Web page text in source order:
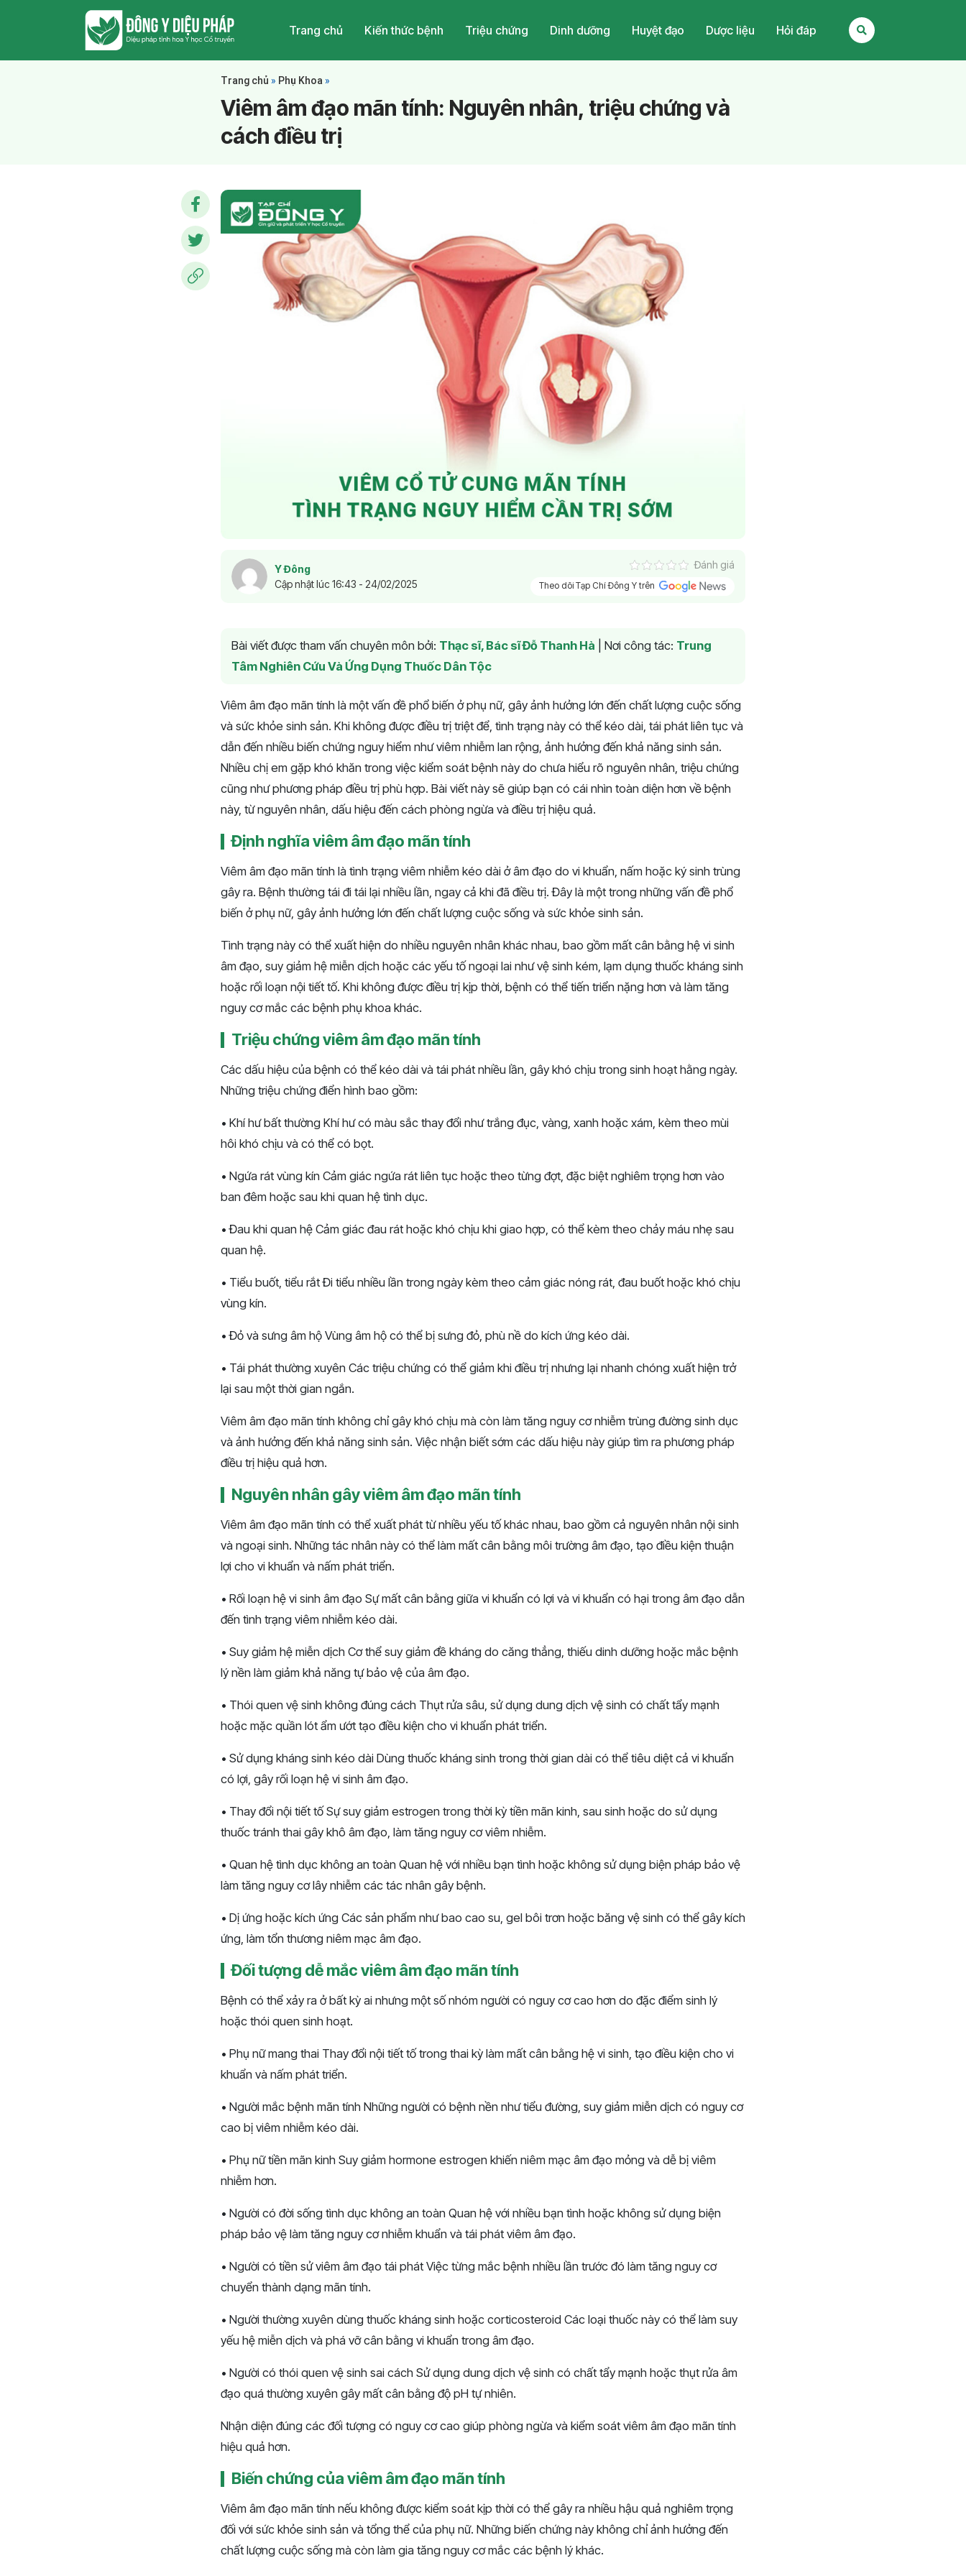
Trang chủ Kiến thức bệnh Triệu chứng Dinh dưỡng Huyệt đạo Dược liệu Hỏi đáp
Trang chủ » Phụ Khoa »
Viêm âm đạo mãn tính: Nguyên nhân, triệu chứng và
cách điều trị
Y Đông
Cập nhật lúc 16:43 - 24/02/2025
Đánh giá
Theo dõi Tạp Chí Đông Y trên
Bài viết được tham vấn chuyên môn bởi: Thạc sĩ, Bác sĩ Đỗ Thanh Hà Nơi công tác: Trung
Tâm Nghiên Cứu Và Ứng Dụng Thuốc Dân Tộc
Viêm âm đạo mãn tính là một vấn đề phổ biến ở phụ nữ, gây ảnh hưởng lớn đến chất lượng cuộc sống
và sức khỏe sinh sản. Khi không được điều trị triệt để, tình trạng này có thể kéo dài, tái phát liên tục và
dẫn đến nhiều biến chứng nguy hiểm như viêm nhiễm lan rộng, ảnh hưởng đến khả năng sinh sản.
Nhiều chị em gặp khó khăn trong việc kiểm soát bệnh này do chưa hiểu rõ nguyên nhân, triệu chứng
cũng như phương pháp điều trị phù hợp. Bài viết này sẽ giúp bạn có cái nhìn toàn diện hơn về bệnh
này, từ nguyên nhân, dấu hiệu đến cách phòng ngừa và điều trị hiệu quả.
Định nghĩa viêm âm đạo mãn tính
Viêm âm đạo mãn tính là tình trạng viêm nhiễm kéo dài ở âm đạo do vi khuẩn, nấm hoặc ký sinh trùng
gây ra. Bệnh thường tái đi tái lại nhiều lần, ngay cả khi đã điều trị. Đây là một trong những vấn đề phổ
biến ở phụ nữ, gây ảnh hưởng lớn đến chất lượng cuộc sống và sức khỏe sinh sản.
Tình trạng này có thể xuất hiện do nhiều nguyên nhân khác nhau, bao gồm mất cân bằng hệ vi sinh
âm đạo, suy giảm hệ miễn dịch hoặc các yếu tố ngoại lai như vệ sinh kém, lạm dụng thuốc kháng sinh
hoặc rối loạn nội tiết tố. Khi không được điều trị kịp thời, bệnh có thể tiến triển nặng hơn và làm tăng
nguy cơ mắc các bệnh phụ khoa khác.
Triệu chứng viêm âm đạo mãn tính
Các dấu hiệu của bệnh có thể kéo dài và tái phát nhiều lần, gây khó chịu trong sinh hoạt hằng ngày.
Những triệu chứng điển hình bao gồm:
• Khí hư bất thường Khí hư có màu sắc thay đổi như trắng đục, vàng, xanh hoặc xám, kèm theo mùi
hôi khó chịu và có thể có bọt.
• Ngứa rát vùng kín Cảm giác ngứa rát liên tục hoặc theo từng đợt, đặc biệt nghiêm trọng hơn vào
ban đêm hoặc sau khi quan hệ tình dục.
• Đau khi quan hệ Cảm giác đau rát hoặc khó chịu khi giao hợp, có thể kèm theo chảy máu nhẹ sau
quan hệ.
• Tiểu buốt, tiểu rắt Đi tiểu nhiều lần trong ngày kèm theo cảm giác nóng rát, đau buốt hoặc khó chịu
vùng kín.
• Đỏ và sưng âm hộ Vùng âm hộ có thể bị sưng đỏ, phù nề do kích ứng kéo dài.
• Tái phát thường xuyên Các triệu chứng có thể giảm khi điều trị nhưng lại nhanh chóng xuất hiện trở
lại sau một thời gian ngắn.
Viêm âm đạo mãn tính không chỉ gây khó chịu mà còn làm tăng nguy cơ nhiễm trùng đường sinh dục
và ảnh hưởng đến khả năng sinh sản. Việc nhận biết sớm các dấu hiệu này giúp tìm ra phương pháp
điều trị hiệu quả hơn.
Nguyên nhân gây viêm âm đạo mãn tính
Viêm âm đạo mãn tính có thể xuất phát từ nhiều yếu tố khác nhau, bao gồm cả nguyên nhân nội sinh
và ngoại sinh. Những tác nhân này có thể làm mất cân bằng môi trường âm đạo, tạo điều kiện thuận
lợi cho vi khuẩn và nấm phát triển.
• Rối loạn hệ vi sinh âm đạo Sự mất cân bằng giữa vi khuẩn có lợi và vi khuẩn có hại trong âm đạo dẫn
đến tình trạng viêm nhiễm kéo dài.
• Suy giảm hệ miễn dịch Cơ thể suy giảm đề kháng do căng thẳng, thiếu dinh dưỡng hoặc mắc bệnh
lý nền làm giảm khả năng tự bảo vệ của âm đạo.
• Thói quen vệ sinh không đúng cách Thụt rửa sâu, sử dụng dung dịch vệ sinh có chất tẩy mạnh
hoặc mặc quần lót ẩm ướt tạo điều kiện cho vi khuẩn phát triển.
• Sử dụng kháng sinh kéo dài Dùng thuốc kháng sinh trong thời gian dài có thể tiêu diệt cả vi khuẩn
có lợi, gây rối loạn hệ vi sinh âm đạo.
• Thay đổi nội tiết tố Sự suy giảm estrogen trong thời kỳ tiền mãn kinh, sau sinh hoặc do sử dụng
thuốc tránh thai gây khô âm đạo, làm tăng nguy cơ viêm nhiễm.
• Quan hệ tình dục không an toàn Quan hệ với nhiều bạn tình hoặc không sử dụng biện pháp bảo vệ
làm tăng nguy cơ lây nhiễm các tác nhân gây bệnh.
• Dị ứng hoặc kích ứng Các sản phẩm như bao cao su, gel bôi trơn hoặc băng vệ sinh có thể gây kích
ứng, làm tổn thương niêm mạc âm đạo.
Đối tượng dễ mắc viêm âm đạo mãn tính
Bệnh có thể xảy ra ở bất kỳ ai nhưng một số nhóm người có nguy cơ cao hơn do đặc điểm sinh lý
hoặc thói quen sinh hoạt.
• Phụ nữ mang thai Thay đổi nội tiết tố trong thai kỳ làm mất cân bằng hệ vi sinh, tạo điều kiện cho vi
khuẩn và nấm phát triển.
• Người mắc bệnh mãn tính Những người có bệnh nền như tiểu đường, suy giảm miễn dịch có nguy cơ
cao bị viêm nhiễm kéo dài.
• Phụ nữ tiền mãn kinh Suy giảm hormone estrogen khiến niêm mạc âm đạo mỏng và dễ bị viêm
nhiễm hơn.
• Người có đời sống tình dục không an toàn Quan hệ với nhiều bạn tình hoặc không sử dụng biện
pháp bảo vệ làm tăng nguy cơ nhiễm khuẩn và tái phát viêm âm đạo.
• Người có tiền sử viêm âm đạo tái phát Việc từng mắc bệnh nhiều lần trước đó làm tăng nguy cơ
chuyển thành dạng mãn tính.
• Người thường xuyên dùng thuốc kháng sinh hoặc corticosteroid Các loại thuốc này có thể làm suy
yếu hệ miễn dịch và phá vỡ cân bằng vi khuẩn trong âm đạo.
• Người có thói quen vệ sinh sai cách Sử dụng dung dịch vệ sinh có chất tẩy mạnh hoặc thụt rửa âm
đạo quá thường xuyên gây mất cân bằng độ pH tự nhiên.
Nhận diện đúng các đối tượng có nguy cơ cao giúp phòng ngừa và kiểm soát viêm âm đạo mãn tính
hiệu quả hơn.
Biến chứng của viêm âm đạo mãn tính
Viêm âm đạo mãn tính nếu không được kiểm soát kịp thời có thể gây ra nhiều hậu quả nghiêm trọng
đối với sức khỏe sinh sản và tổng thể của phụ nữ. Những biến chứng này không chỉ ảnh hưởng đến
chất lượng cuộc sống mà còn làm gia tăng nguy cơ mắc các bệnh lý khác.